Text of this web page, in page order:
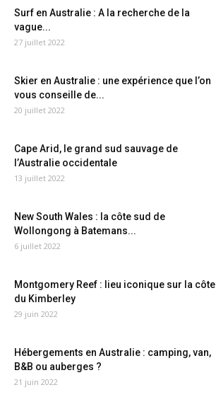
Surf en Australie : A la recherche de la
vague...
27 juillet 2022
Skier en Australie : une expérience que l’on
vous conseille de...
20 juillet 2022
Cape Arid, le grand sud sauvage de
l’Australie occidentale
13 juillet 2022
New South Wales : la côte sud de
Wollongong à Batemans...
6 juillet 2022
Montgomery Reef : lieu iconique sur la côte
du Kimberley
29 juin 2022
Hébergements en Australie : camping, van,
B&B ou auberges ?
21 juin 2022